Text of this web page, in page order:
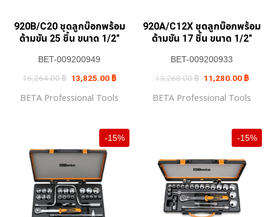
920B/C20 ชุดลูกบ๊อกพร้อม
ด้ามขัน 25 ชิ้น ขนาด 1/2″
BET-009200949
16,264.00฿ Original
price
16,264.00 ฿.
13,825.00 ฿Current
price
13,825.00 ฿.
BETA Professional Tools
920A/C12X ชุดลูกบ๊อกพร้อม
ด้ามขัน 17 ชิ้น ขนาด 1/2″
BET-009200933
13,268.00฿ Original
price
13,268.00 ฿.
11,280.00 ฿price
BETA Professional Tools
-15% -15%